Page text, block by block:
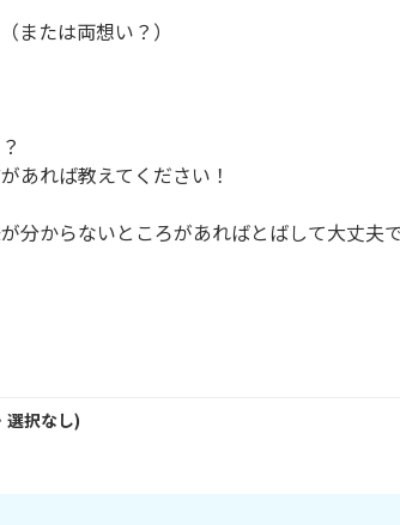
たは両想い？）
あれば教えてください！
分からないところがあればとばして大丈夫
選択なし)